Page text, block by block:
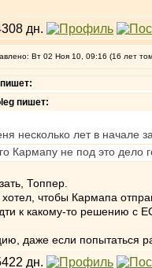
Вт 02 Ноя 10, 09:16 (16 лет
пишет:
несколько лет в начале
Кармапу не под это дело
Топпер.
чтобы Кармапа
к какому-то решению с
даже если попытаться